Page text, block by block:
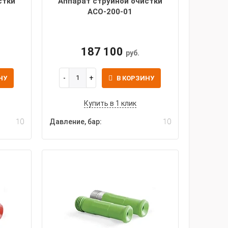
10
АСО-200-01
187 100 руб.
В КОРЗИНУ
Купить в 1 клик
Давление, бар: 10